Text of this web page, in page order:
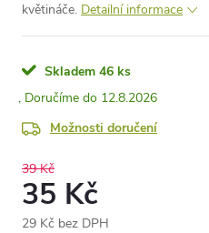
květináče. Detailní informace
Skladem 46 ks
12.8.2026
Možnosti doručení
39 Kč
35 Kč
29 Kč bez DPH